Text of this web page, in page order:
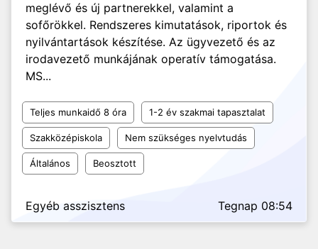
meglévő és új partnerekkel, valamint a
sofőrökkel. Rendszeres kimutatások, riportok és
nyilvántartások készítése. Az ügyvezető és az
irodavezető munkájának operatív támogatása.
MS...
Teljes munkaidő 8 óra 1-2 év szakmai tapasztalat
Szakközépiskola Nem szükséges nyelvtudás
Általános Beosztott
Egyéb asszisztens Tegnap 08:54